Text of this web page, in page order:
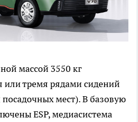
массой 3550 кг
или тремя рядами сидений
посадочных мест). В базовую
ESP, медиасистема